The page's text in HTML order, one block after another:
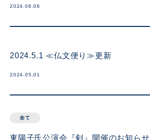
2024.06.06
2024.5.1 ≪仏文便り≫更新
2024.05.01
全て
東陽子氏公演会『剣』開催のお知らせ